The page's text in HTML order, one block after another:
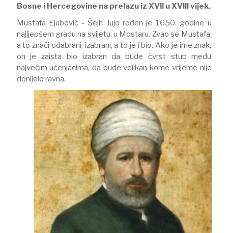
Bosne i Hercegovine na prelazu iz XVII u XVIII vijek.
Mustafa Ejubović - Šejh Jujo rođen je 1650. godine u
najljepšem gradu na svijetu, u Mostaru. Zvao se Mustafa,
a to znači odabrani, izabrani, a to je i bio. Ako je ime znak,
on je zaista bio izabran da bude čvrst stub među
najvećim učenjacima, da bude velikan kome vrijeme nije
donijelo ravna.